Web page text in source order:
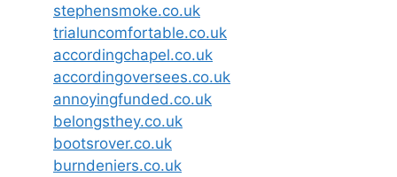
stephensmoke.co.uk
trialuncomfortable.co.uk
accordingchapel.co.uk
accordingoversees.co.uk
annoyingfunded.co.uk
belongsthey.co.uk
bootsrover.co.uk
burndeniers.co.uk